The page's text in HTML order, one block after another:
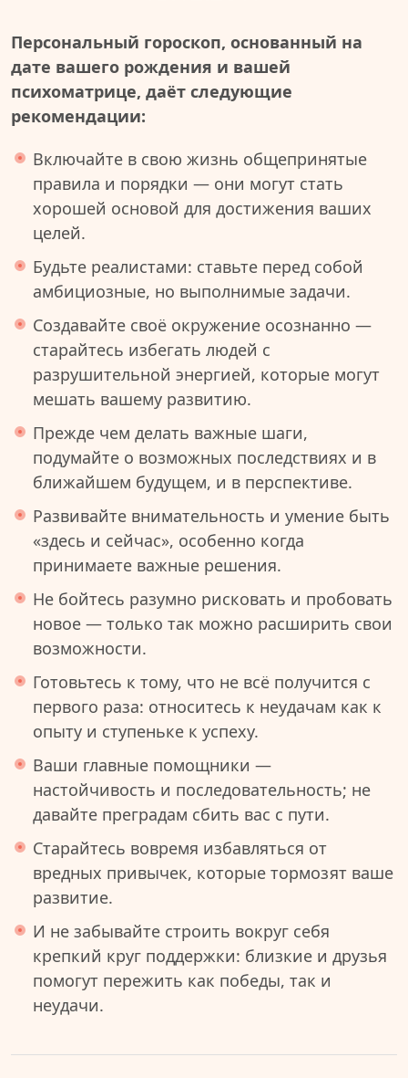
Персональный гороскоп, основанный на
дате вашего рождения и вашей
психоматрице, даёт следующие
рекомендации:
Включайте в свою жизнь общепринятые
правила и порядки — они могут стать
хорошей основой для достижения ваших
целей.
Будьте реалистами: ставьте перед собой
амбициозные, но выполнимые задачи.
Создавайте своё окружение осознанно —
старайтесь избегать людей с
разрушительной энергией, которые могут
мешать вашему развитию.
Прежде чем делать важные шаги,
подумайте о возможных последствиях и в
ближайшем будущем, и в перспективе.
Развивайте внимательность и умение быть
«здесь и сейчас», особенно когда
принимаете важные решения.
Не бойтесь разумно рисковать и пробовать
новое — только так можно расширить свои
возможности.
Готовьтесь к тому, что не всё получится с
первого раза: относитесь к неудачам как к
опыту и ступеньке к успеху.
Ваши главные помощники —
настойчивость и последовательность; не
давайте преградам сбить вас с пути.
Старайтесь вовремя избавляться от
вредных привычек, которые тормозят ваше
развитие.
И не забывайте строить вокруг себя
крепкий круг поддержки: близкие и друзья
помогут пережить как победы, так и
неудачи.